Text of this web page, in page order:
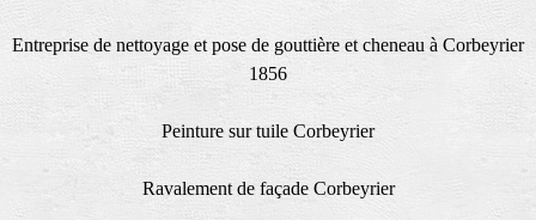
Entreprise de nettoyage et pose de gouttière et cheneau à Corbeyrier
1856
Peinture sur tuile Corbeyrier
Ravalement de façade Corbeyrier